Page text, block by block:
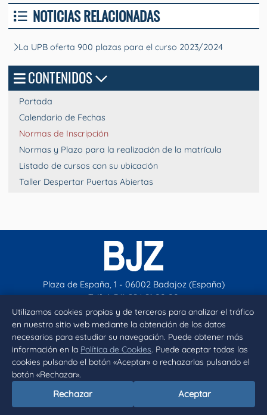
Utilizamos cookies propias y de terceros para analizar el tráfico
en nuestro sitio web mediante la obtención de los datos
necesarios para estudiar su navegación. Puede obtener más
información en la Política de Cookies. Puede aceptar todas las
cookies pulsando el botón «Aceptar» o rechazarlas pulsando el
botón «Rechazar».
Rechazar Aceptar
NOTICIAS RELACIONADAS
La UPB oferta 900 plazas para el curso 2023/2024
CONTENIDOS
Portada
Calendario de Fechas
Normas de Inscripción
Normas y Plazo para la realización de la matrícula
Listado de cursos con su ubicación
Taller Despertar Puertas Abiertas
Plaza de España, 1 - 06002 Badajoz (España)
Telf. (+34) 924 21 00 00
contacto@aytobadajoz.es
Facebook
X Instagram
YouTube
Inicio Aviso legal
Declaración de accesibilidad